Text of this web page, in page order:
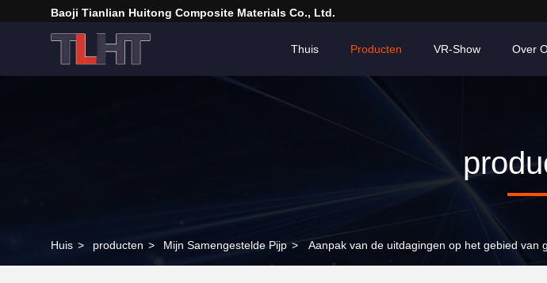
Baoji Tianlian Huitong Composite Materials Co., Ltd.
Thuis Producten VR-Show Over
Huis > producten > Mijn Samengestelde Pijp > Aanpak van de uitdagingen op het gebied